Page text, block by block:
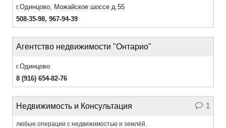
г.Одинцово, Можайское шоссе д.55
508-35-98, 967-94-39
Агентство недвижимости "Онтарио"
г.Одинцово
8 (916) 654-82-76
1
Недвижимость и Консультация
любые операции с недвижимостью и землёй.